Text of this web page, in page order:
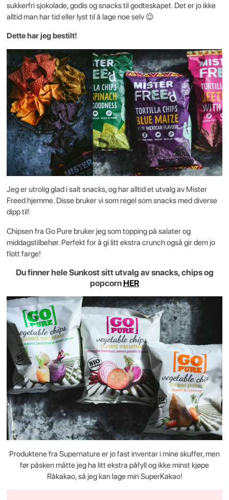
sukkerfri sjokolade, godis og snacks til godteskapet. Det er jo ikke
alltid man har tid eller lyst til å lage noe selv 😉
Dette har jeg bestilt!
Jeg er utrolig glad i salt snacks, og har alltid et utvalg av Mister
Freed hjemme. Disse bruker vi som regel som snacks med diverse
dipp til!
Chipsen fra Go Pure bruker jeg som topping på salater og
middagstilbehør. Perfekt for å gi litt ekstra crunch også gir dem jo
flott farge!
Du finner hele Sunkost sitt utvalg av snacks, chips og
popcorn HER
Produktene fra Supernature er jo fast inventar i mine skuffer, men
før påsken måtte jeg ha litt ekstra påfyll og ikke minst kjøpe
Råkakao, så jeg kan lage min SuperKakao!